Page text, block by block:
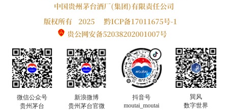
中国贵州茅台酒厂(集团)有限责任公司
版权所有 2025
黔ICP备17011675号-1
贵公网安备52038202001007号
微信公众号
贵州茅台
新浪微博
贵州茅台官微
抖音号
moutai_moutai
巽风
数字世界